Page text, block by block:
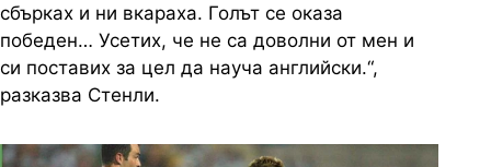
сбърках и ни вкараха. Голът се оказа
победен… Усетих, че не са доволни от мен и
си поставих за цел да науча английски.“,
разказва Стенли.